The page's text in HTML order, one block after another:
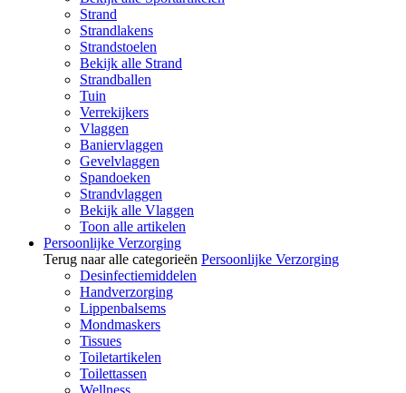
Strand
Strandlakens
Strandstoelen
Bekijk alle Strand
Strandballen
Tuin
Verrekijkers
Vlaggen
Baniervlaggen
Gevelvlaggen
Spandoeken
Strandvlaggen
Bekijk alle Vlaggen
Toon alle artikelen
Persoonlijke Verzorging
Terug naar alle categorieën Persoonlijke Verzorging
Desinfectiemiddelen
Handverzorging
Lippenbalsems
Mondmaskers
Tissues
Toiletartikelen
Toilettassen
Wellness